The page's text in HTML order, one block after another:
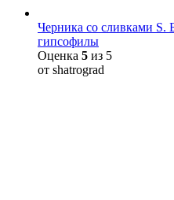
Черника со сливками S.
гипсофилы
Оценка 5 из 5
от shatrograd